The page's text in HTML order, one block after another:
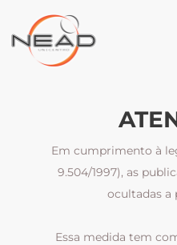
Em cumprimento à
9.504/1997), as
ocultadas a
Essa medida tem